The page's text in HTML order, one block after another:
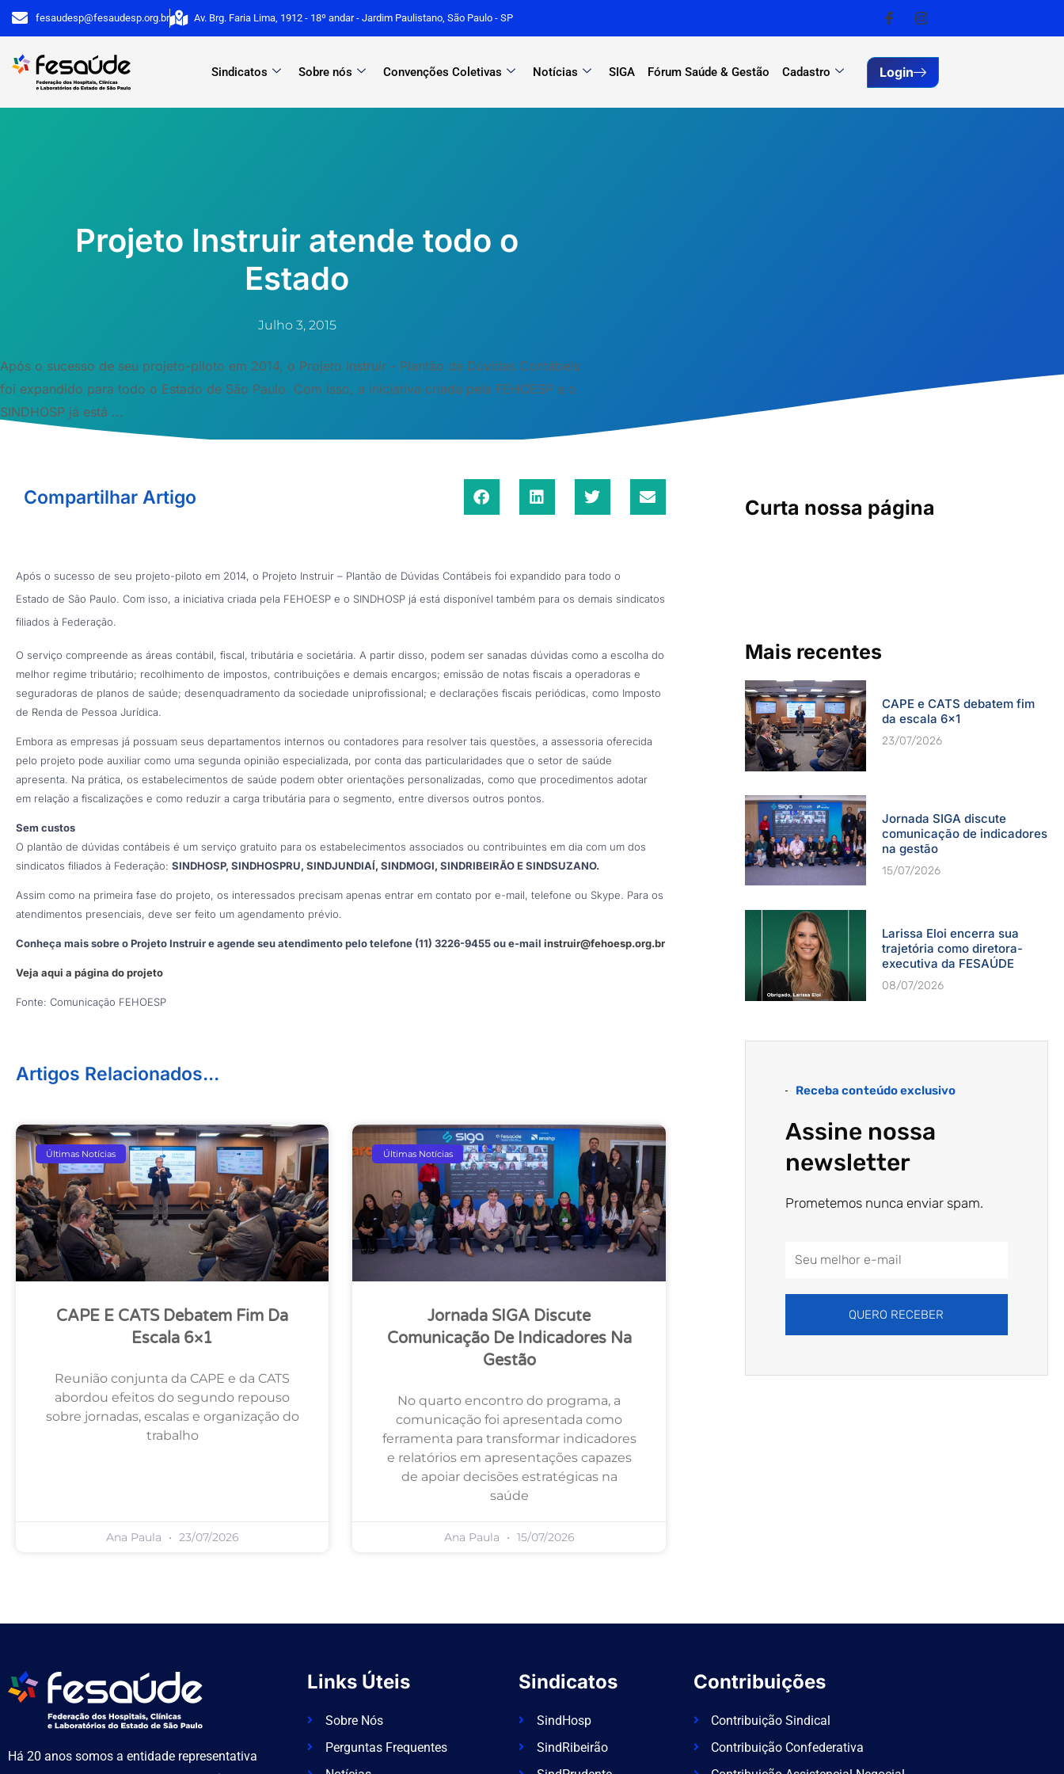
para
conteúdo
fesaudesp@fesaudesp.org.br Av. Brg. Faria Lima, 1912 - 18º andar - Jardim Paulistano, São Paulo - SP
Sindicatos Sobre nós Convenções Coletivas Notícias SIGA Fórum Saúde & Gestão Cadastro Login
Projeto Instruir atende todo o
Estado
Julho 3, 2015
Após o sucesso de seu projeto-piloto em 2014, o Projeto Instruir - Plantão de Dúvidas Contábeis
foi expandido para todo o Estado de São Paulo. Com isso, a iniciativa criada pela FEHOESP e o
SINDHOSP já está ...
Compartilhar Artigo
Após o sucesso de seu projeto-piloto em 2014, o Projeto Instruir – Plantão de Dúvidas Contábeis foi expandido para todo o
Estado de São Paulo. Com isso, a iniciativa criada pela FEHOESP e o SINDHOSP já está disponível também para os demais sindicatos
filiados à Federação.
O serviço compreende as áreas contábil, fiscal, tributária e societária. A partir disso, podem ser sanadas dúvidas como a escolha do
melhor regime tributário; recolhimento de impostos, contribuições e demais encargos; emissão de notas fiscais a operadoras e
seguradoras de planos de saúde; desenquadramento da sociedade uniprofissional; e declarações fiscais periódicas, como Imposto
de Renda de Pessoa Jurídica.
Embora as empresas já possuam seus departamentos internos ou contadores para resolver tais questões, a assessoria oferecida
pelo projeto pode auxiliar como uma segunda opinião especializada, por conta das particularidades que o setor de saúde
apresenta. Na prática, os estabelecimentos de saúde podem obter orientações personalizadas, como que procedimentos adotar
em relação a fiscalizações e como reduzir a carga tributária para o segmento, entre diversos outros pontos.
Sem custos
O plantão de dúvidas contábeis é um serviço gratuito para os estabelecimentos associados ou contribuintes em dia com um dos
sindicatos filiados à Federação: SINDHOSP, SINDHOSPRU, SINDJUNDIAÍ, SINDMOGI, SINDRIBEIRÃO E SINDSUZANO.
Assim como na primeira fase do projeto, os interessados precisam apenas entrar em contato por e-mail, telefone ou Skype. Para os
atendimentos presenciais, deve ser feito um agendamento prévio.
Conheça mais sobre o Projeto Instruir e agende seu atendimento pelo telefone (11) 3226-9455 ou e-mail instruir@fehoesp.org.br
Veja aqui a página do projeto
Fonte: Comunicação FEHOESP
Artigos Relacionados...
Últimas Notícias
CAPE E CATS Debatem Fim Da
Escala 6×1
Reunião conjunta da CAPE e da CATS
abordou efeitos do segundo repouso
sobre jornadas, escalas e organização do
trabalho
Ana Paula 23/07/2026
Últimas Notícias
Jornada SIGA Discute
Comunicação De Indicadores Na
Gestão
No quarto encontro do programa, a
comunicação foi apresentada como
ferramenta para transformar indicadores
e relatórios em apresentações capazes
de apoiar decisões estratégicas na
saúde
Ana Paula 15/07/2026
Curta nossa página
Mais recentes
CAPE e CATS debatem fim
da escala 6×1
23/07/2026
Jornada SIGA discute
comunicação de indicadores
na gestão
15/07/2026
Larissa Eloi encerra sua
trajetória como diretora-
executiva da FESAÚDE
08/07/2026
Receba conteúdo exclusivo
Assine nossa
newsletter
Prometemos nunca enviar spam.
Email
QUERO RECEBER
Há 20 anos somos a entidade representativa
Links Úteis
Sobre Nós
Perguntas Frequentes
Sindicatos
SindHosp
SindRibeirão
Contribuições
Contribuição Sindical
Contribuição Confederativa